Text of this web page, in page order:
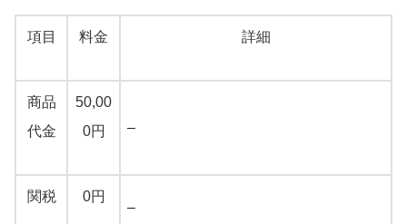
項目 料金 詳細
商品
代金
50,00
0円
–
関税 0円
–